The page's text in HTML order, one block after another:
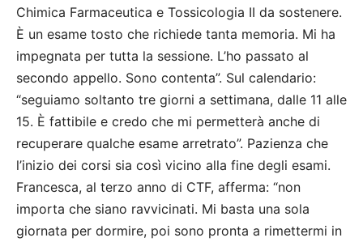
Chimica Farmaceutica e Tossicologia II da sostenere.
È un esame tosto che richiede tanta memoria. Mi ha
impegnata per tutta la sessione. L’ho passato al
secondo appello. Sono contenta”. Sul calendario:
“seguiamo soltanto tre giorni a settimana, dalle 11 alle
15. È fattibile e credo che mi permetterà anche di
recuperare qualche esame arretrato”. Pazienza che
l’inizio dei corsi sia così vicino alla fine degli esami.
Francesca, al terzo anno di CTF, afferma: “non
importa che siano ravvicinati. Mi basta una sola
giornata per dormire, poi sono pronta a rimettermi in